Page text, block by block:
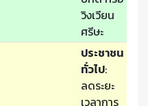
วิงเวียน
ศรีษะ
ประชาชน
ทั่วไป:
ลดระยะ
เวลาการ